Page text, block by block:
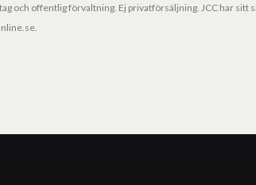
och offentlig förvaltning. Ej privatförsäljning. JCC har